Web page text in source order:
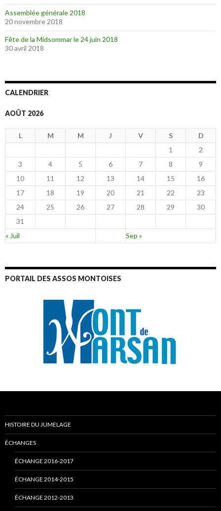
Assemblée générale 2018
20 novembre 2018
Fête de la Midsommar le 24 juin 2018
30 avril 2018
CALENDRIER
AOÛT 2026
L M M J V S
D
1
2
3
4 5 6 7 8
9
10
11 12 13 14 15
16
17
18 19 20 21 22
23
24
25 26 27 28 29
30
31
« Juil
Sep »
PORTAIL DES ASSOS MONTOISES
HISTOIRE DU JUMELAGE
ÉCHANGES
ÉCHANGE 2016-2017
ÉCHANGE 2014-2015
ÉCHANGE 2012-2013